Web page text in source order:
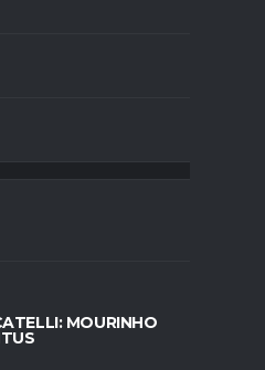
MOURINHO